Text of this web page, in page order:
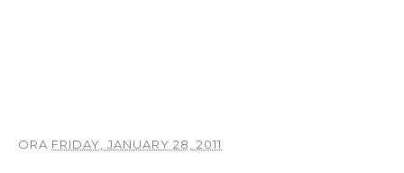
ORA FRIDAY, JANUARY 28, 2011